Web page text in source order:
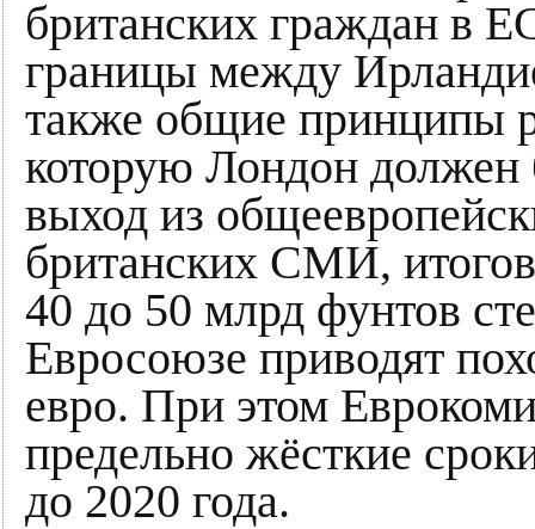
британских граждан в
границы между
также общие принципы
которую Лондон должен
выход из
британских СМИ,
40 до 50 млрд фунтов
Евросоюзе приводят
евро. При этом
предельно жёсткие
до 2020 года.